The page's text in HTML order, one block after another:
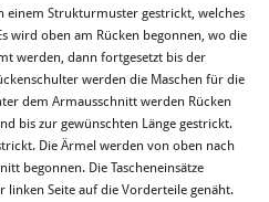
einem Strukturmuster gestrickt, welches
wird oben am Rücken begonnen, wo die
werden, dann fortgesetzt bis der
werden die Maschen für die
dem Armausschnitt werden Rücken
bis zur gewünschten Länge gestrickt.
Die Ärmel werden von oben nach
begonnen. Die Tascheneinsätze
Seite auf die Vorderteile genäht.